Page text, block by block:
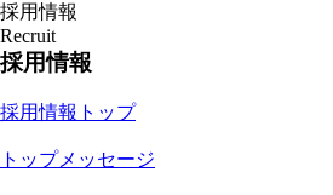
採用情報
Recruit
採用情報
採用情報トップ
トップメッセージ